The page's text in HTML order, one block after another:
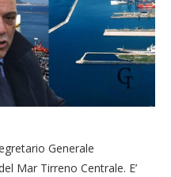
Generale
Mar Tirreno Centrale. E’